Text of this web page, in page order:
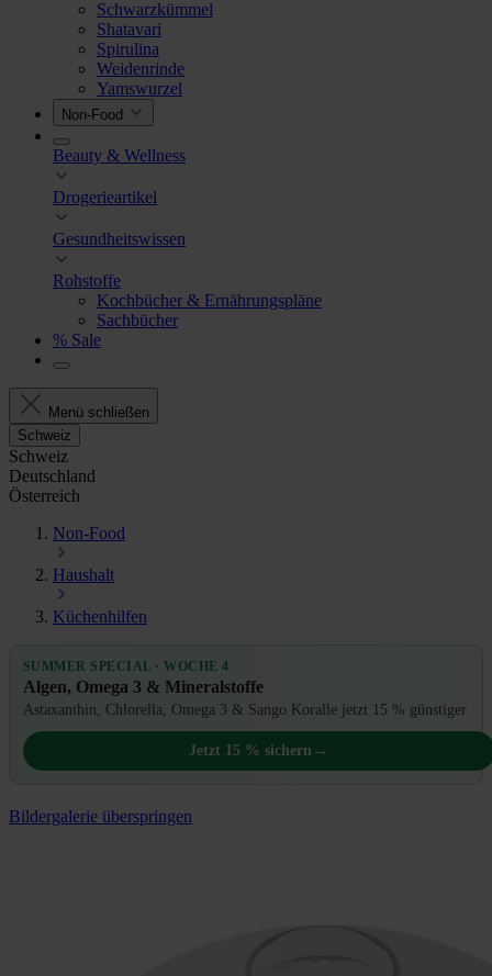
Schwarzkümmel
Shatavari
Spirulina
Weidenrinde
Yamswurzel
Non-Food
Beauty & Wellness
Drogerieartikel
Gesundheitswissen
Rohstoffe
Kochbücher & Ernährungspläne
Sachbücher
% Sale
Menü schließen
Schweiz
Schweiz
Deutschland
Österreich
Non-Food
Haushalt
Küchenhilfen
SUMMER SPECIAL · WOCHE 4
Algen, Omega 3 & Mineralstoffe
Astaxanthin, Chlorella, Omega 3 & Sango Koralle jetzt 15 % günstiger
Jetzt 15 % sichern →
Bildergalerie überspringen